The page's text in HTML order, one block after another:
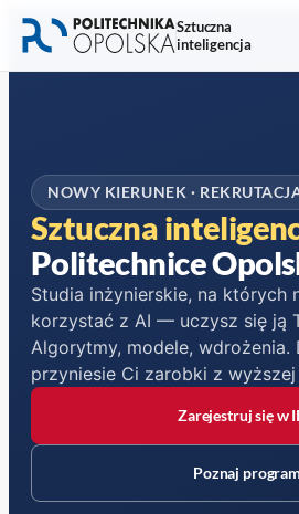
Przejdź do nagłówka
Przejdź do treści głównej
Przejdź do stopki
Sztuczna
inteligencja
NOWY KIERUNEK ·
Sztuczna
Politechnice
Studia inżynierskie, na których
korzystać z AI — uczysz się ją
Algorytmy, modele, wdrożenia.
przyniesie Ci zarobki z wyższej
Zarejestruj się w
Poznaj program